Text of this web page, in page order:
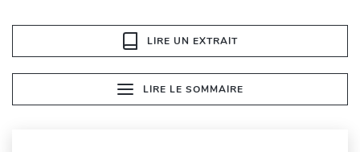
LIRE UN EXTRAIT
LIRE LE SOMMAIRE